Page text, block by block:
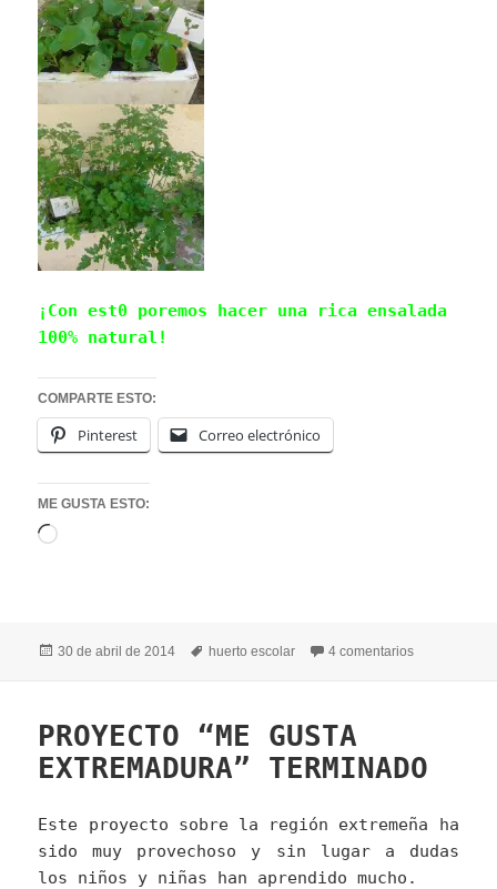
¡Con est0 poremos hacer una rica ensalada
100% natural!
COMPARTE ESTO:
Pinterest Correo electrónico
ME GUSTA ESTO:
Cargando...
Publicado
30 de abril de 2014 Etiquetas
huerto escolar 4 comentariosen ¡LLEGÓ
PROYECTO “ME GUSTA
EXTREMADURA” TERMINADO
Este proyecto sobre la región extremeña ha
sido muy provechoso y sin lugar a dudas
los niños y niñas han aprendido mucho.